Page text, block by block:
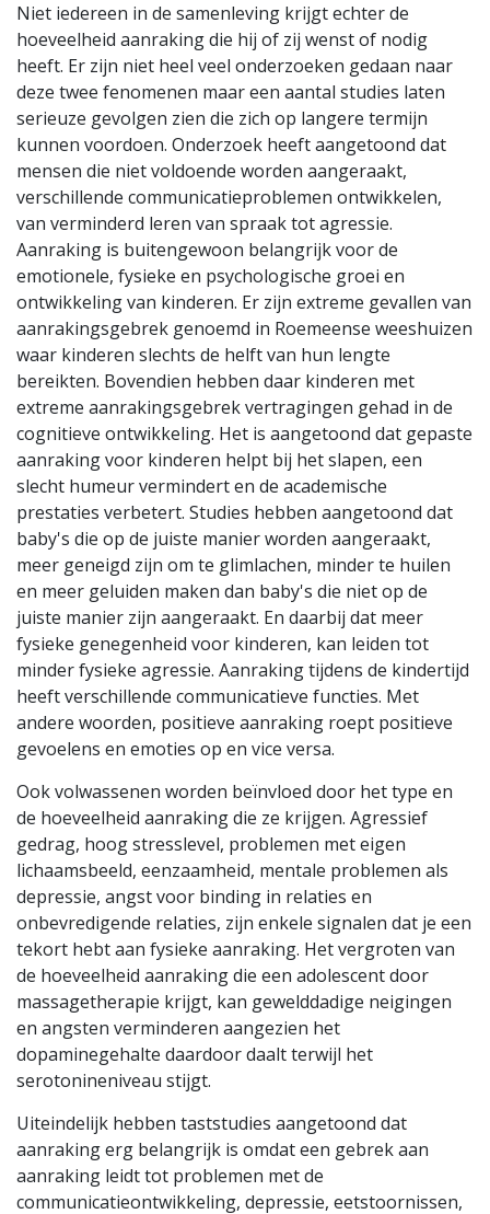
Niet iedereen in de samenleving krijgt echter de
hoeveelheid aanraking die hij of zij wenst of nodig
heeft. Er zijn niet heel veel onderzoeken gedaan naar
deze twee fenomenen maar een aantal studies laten
serieuze gevolgen zien die zich op langere termijn
kunnen voordoen. Onderzoek heeft aangetoond dat
mensen die niet voldoende worden aangeraakt,
verschillende communicatieproblemen ontwikkelen,
van verminderd leren van spraak tot agressie.
Aanraking is buitengewoon belangrijk voor de
emotionele, fysieke en psychologische groei en
ontwikkeling van kinderen. Er zijn extreme gevallen van
aanrakingsgebrek genoemd in Roemeense weeshuizen
waar kinderen slechts de helft van hun lengte
bereikten. Bovendien hebben daar kinderen met
extreme aanrakingsgebrek vertragingen gehad in de
cognitieve ontwikkeling. Het is aangetoond dat gepaste
aanraking voor kinderen helpt bij het slapen, een
slecht humeur vermindert en de academische
prestaties verbetert. Studies hebben aangetoond dat
baby's die op de juiste manier worden aangeraakt,
meer geneigd zijn om te glimlachen, minder te huilen
en meer geluiden maken dan baby's die niet op de
juiste manier zijn aangeraakt. En daarbij dat meer
fysieke genegenheid voor kinderen, kan leiden tot
minder fysieke agressie. Aanraking tijdens de kindertijd
heeft verschillende communicatieve functies. Met
andere woorden, positieve aanraking roept positieve
gevoelens en emoties op en vice versa.
Ook volwassenen worden beïnvloed door het type en
de hoeveelheid aanraking die ze krijgen. Agressief
gedrag, hoog stresslevel, problemen met eigen
lichaamsbeeld, eenzaamheid, mentale problemen als
depressie, angst voor binding in relaties en
onbevredigende relaties, zijn enkele signalen dat je een
tekort hebt aan fysieke aanraking. Het vergroten van
de hoeveelheid aanraking die een adolescent door
massagetherapie krijgt, kan gewelddadige neigingen
en angsten verminderen aangezien het
dopaminegehalte daardoor daalt terwijl het
serotonineniveau stijgt.
Uiteindelijk hebben taststudies aangetoond dat
aanraking erg belangrijk is omdat een gebrek aan
aanraking leidt tot problemen met de
communicatieontwikkeling, depressie, eetstoornissen,